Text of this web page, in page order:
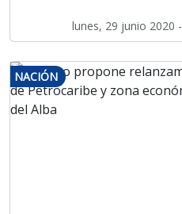
lunes, 29 junio 2020 -
NACIÓN